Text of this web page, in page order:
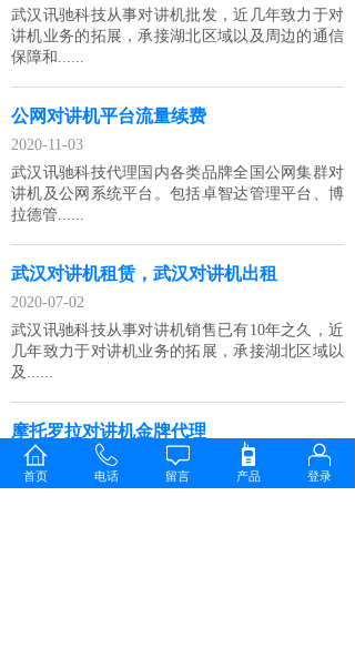
武汉讯驰科技从事对讲机批发，近几年致力于对
讲机业务的拓展，承接湖北区域以及周边的通信
保障和......
公网对讲机平台流量续费
2020-11-03
武汉讯驰科技代理国内各类品牌全国公网集群对
讲机及公网系统平台。包括卓智达管理平台、博
拉德管......
武汉对讲机租赁，武汉对讲机出租
2020-07-02
武汉讯驰科技从事对讲机销售已有10年之久，近
几年致力于对讲机业务的拓展，承接湖北区域以
及......
摩托罗拉对讲机金牌代理
2016-01-06
摩托罗拉（MOTOTRB0）公司于2016年、2017
首页 电话 留言 产品 登录